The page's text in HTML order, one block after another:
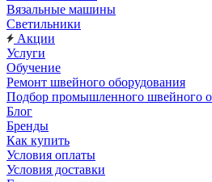
Вязальные машины
Светильники
Акции
Услуги
Обучение
Ремонт швейного оборудования
Подбор промышленного швейного
Блог
Бренды
Как купить
Условия оплаты
Условия доставки